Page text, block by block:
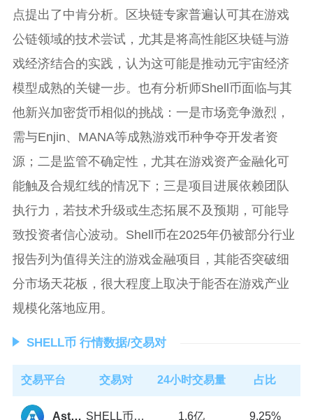
点提出了中肯分析。区块链专家普遍认可其在游戏
公链领域的技术尝试，尤其是将高性能区块链与游
戏经济结合的实践，认为这可能是推动元宇宙经济
模型成熟的关键一步。也有分析师Shell币面临与其
他新兴加密货币相似的挑战：一是市场竞争激烈，
需与Enjin、MANA等成熟游戏币种争夺开发者资
源；二是监管不确定性，尤其在游戏资产金融化可
能触及合规红线的情况下；三是项目进展依赖团队
执行力，若技术升级或生态拓展不及预期，可能导
致投资者信心波动。Shell币在2025年仍被部分行业
报告列为值得关注的游戏金融项目，其能否突破细
分市场天花板，很大程度上取决于能否在游戏产业
规模化落地应用。
SHELL币 行情数据/交易对
交易平台 交易对 24小时交易量 占比
Astroport SHELL币/USDT 1.6亿 9.25%